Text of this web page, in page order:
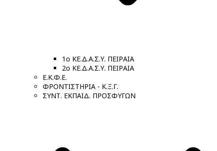
1ο ΚΕ.Δ.Α.Σ.Υ. ΠΕΙΡΑΙΑ
2ο ΚΕ.Δ.Α.Σ.Υ. ΠΕΙΡΑΙΑ
Ε.Κ.Φ.Ε.
ΦΡΟΝΤΙΣΤΗΡΙΑ - Κ.Ξ.Γ.
ΣΥΝΤ. ΕΚΠΑΙΔ. ΠΡΟΣΦΥΓΩΝ